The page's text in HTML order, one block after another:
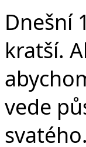
Dnešní
kratší.
vede